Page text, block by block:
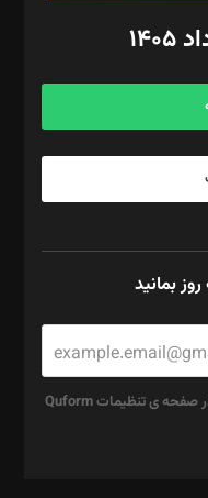
بمانید
برای استفاده از ریکپچا بایستی کلید API را در صفحه ی تنظیمات Quform